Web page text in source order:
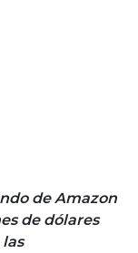
de Amazon
de dólares